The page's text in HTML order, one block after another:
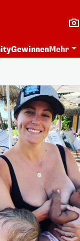
GewinnenMehr